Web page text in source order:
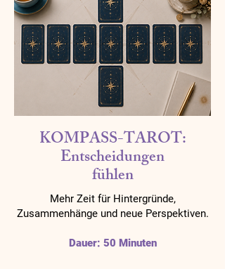
KOMPASS-TAROT:
Entscheidungen
fühlen
Mehr Zeit für Hintergründe,
Zusammenhänge und neue Perspektiven.
Dauer: 50 Minuten